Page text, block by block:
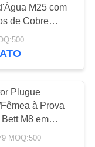
de
M25 com
de Cobre
IP68
de Cabo de
Plugue
à Prova
M8 em
Sistemas de
MOQ:500